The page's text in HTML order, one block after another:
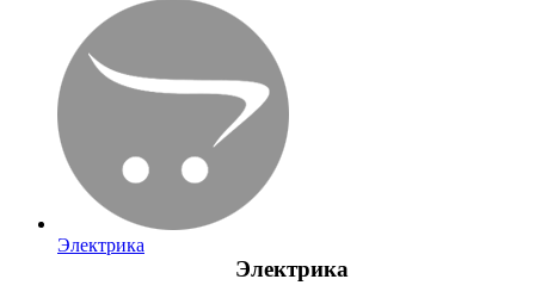
Электрика
Электрика